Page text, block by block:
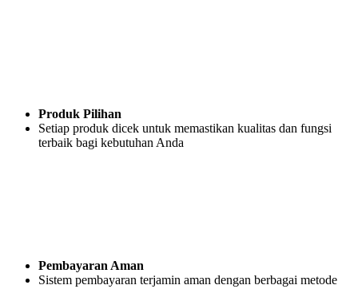
Produk Pilihan
Setiap produk dicek untuk memastikan kualitas dan fungsi
terbaik bagi kebutuhan Anda
Pembayaran Aman
Sistem pembayaran terjamin aman dengan berbagai metode